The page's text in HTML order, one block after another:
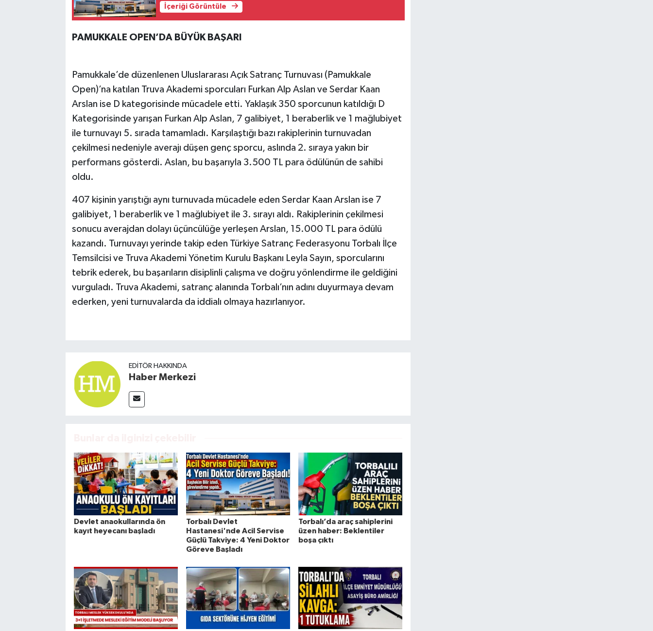
İçeriği Görüntüle
PAMUKKALE OPEN’DA BÜYÜK BAŞARI
Pamukkale’de düzenlenen Uluslararası Açık Satranç Turnuvası (Pamukkale
Open)’na katılan Truva Akademi sporcuları Furkan Alp Aslan ve Serdar Kaan
Arslan ise D kategorisinde mücadele etti. Yaklaşık 350 sporcunun katıldığı D
Kategorisinde yarışan Furkan Alp Aslan, 7 galibiyet, 1 beraberlik ve 1 mağlubiyet
ile turnuvayı 5. sırada tamamladı. Karşılaştığı bazı rakiplerinin turnuvadan
çekilmesi nedeniyle averajı düşen genç sporcu, aslında 2. sıraya yakın bir
performans gösterdi. Aslan, bu başarıyla 3.500 TL para ödülünün de sahibi
oldu.
407 kişinin yarıştığı aynı turnuvada mücadele eden Serdar Kaan Arslan ise 7
galibiyet, 1 beraberlik ve 1 mağlubiyet ile 3. sırayı aldı. Rakiplerinin çekilmesi
sonucu averajdan dolayı üçüncülüğe yerleşen Arslan, 15.000 TL para ödülü
kazandı. Turnuvayı yerinde takip eden Türkiye Satranç Federasyonu Torbalı İlçe
Temsilcisi ve Truva Akademi Yönetim Kurulu Başkanı Leyla Sayın, sporcularını
tebrik ederek, bu başarıların disiplinli çalışma ve doğru yönlendirme ile geldiğini
vurguladı. Truva Akademi, satranç alanında Torbalı’nın adını duyurmaya devam
ederken, yeni turnuvalarda da iddialı olmaya hazırlanıyor.
EDITÖR HAKKINDA
Haber Merkezi
Devlet anaokullarında ön
kayıt heyecanı başladı
Torbalı Devlet
Hastanesi'nde Acil Servise
Güçlü Takviye: 4 Yeni Doktor
Göreve Başladı
Torbalı’da araç sahiplerini
üzen haber: Beklentiler
boşa çıktı